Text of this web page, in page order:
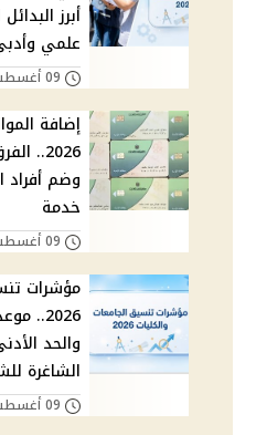
أبرز
علمي
09 أغسطس, 2026 02:02 م
إضافة
2026..
وضم
خدمة
09 أغسطس, 2026 01:36 م
مؤشرات
2026..
والحد
الشاغرة
09 أغسطس, 2026 01:04 م